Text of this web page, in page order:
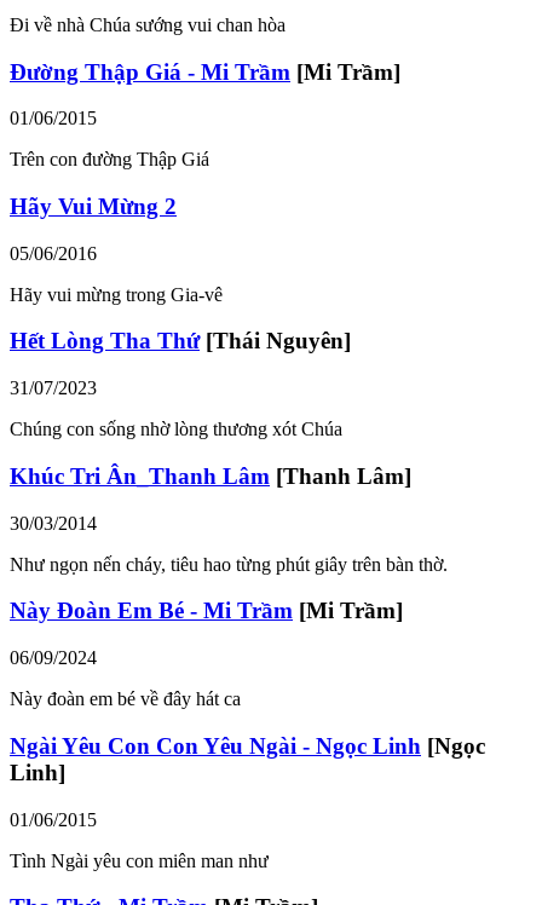
Đi về nhà Chúa sướng vui chan hòa
Đường Thập Giá - Mi Trầm [Mi Trầm]
01/06/2015
Trên con đường Thập Giá
Hãy Vui Mừng 2
05/06/2016
Hãy vui mừng trong Gia-vê
Hết Lòng Tha Thứ [Thái Nguyên]
31/07/2023
Chúng con sống nhờ lòng thương xót Chúa
Khúc Tri Ân_Thanh Lâm [Thanh Lâm]
30/03/2014
Như ngọn nến cháy, tiêu hao từng phút giây trên bàn thờ.
Này Đoàn Em Bé - Mi Trầm [Mi Trầm]
06/09/2024
Này đoàn em bé về đây hát ca
Ngài Yêu Con Con Yêu Ngài - Ngọc Linh [Ngọc
Linh]
01/06/2015
Tình Ngài yêu con miên man như